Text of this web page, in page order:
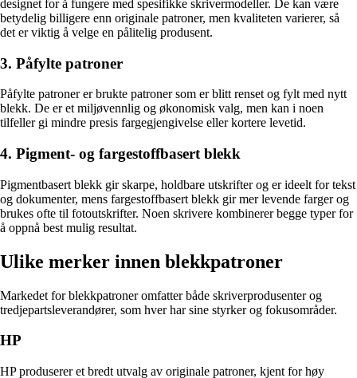
designet for å fungere med spesifikke skrivermodeller. De kan være
betydelig billigere enn originale patroner, men kvaliteten varierer, så
det er viktig å velge en pålitelig produsent.
3. Påfylte patroner
Påfylte patroner er brukte patroner som er blitt renset og fylt med nytt
blekk. De er et miljøvennlig og økonomisk valg, men kan i noen
tilfeller gi mindre presis fargegjengivelse eller kortere levetid.
4. Pigment- og fargestoffbasert blekk
Pigmentbasert blekk gir skarpe, holdbare utskrifter og er ideelt for tekst
og dokumenter, mens fargestoffbasert blekk gir mer levende farger og
brukes ofte til fotoutskrifter. Noen skrivere kombinerer begge typer for
å oppnå best mulig resultat.
Ulike merker innen blekkpatroner
Markedet for blekkpatroner omfatter både skriverprodusenter og
tredjepartsleverandører, som hver har sine styrker og fokusområder.
HP
HP produserer et bredt utvalg av originale patroner, kjent for høy